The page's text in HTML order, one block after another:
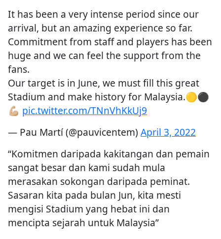
It has been a very intense period since our
arrival, but an amazing experience so far.
Commitment from staff and players has been
huge and we can feel the support from the
fans.
Our target is in June, we must fill this great
Stadium and make history for Malaysia.🟡⚫️
💪🏼 pic.twitter.com/TNnVhKkUj9
— Pau Martí (@pauvicentem) April 3, 2022
“Komitmen daripada kakitangan dan pemain
sangat besar dan kami sudah mula
merasakan sokongan daripada peminat.
Sasaran kita pada bulan Jun, kita mesti
mengisi Stadium yang hebat ini dan
mencipta sejarah untuk Malaysia”